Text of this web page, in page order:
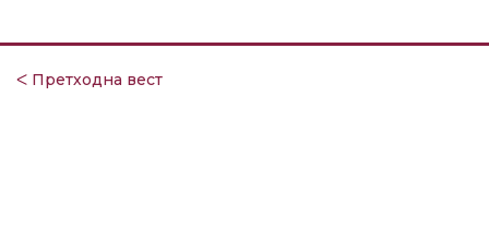
ᐸ Претходна вест